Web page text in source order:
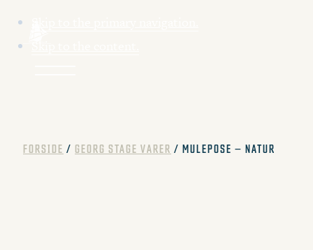
FORSIDE / GEORG STAGE VARER / MULEPOSE – NATUR